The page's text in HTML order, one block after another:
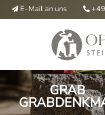
 E-Mail an uns 
GRAB